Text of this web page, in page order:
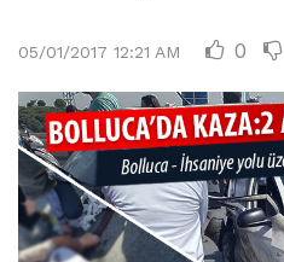
05/01/2017 12:21 AM 0